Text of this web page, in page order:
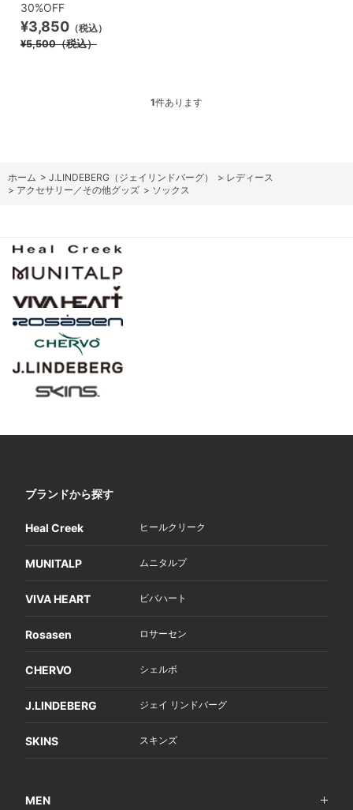
30%OFF
¥3,850 （税込）
¥5,500（税込）
1件あります
ホーム > J.LINDEBERG（ジェイリンドバーグ） > レディース
> アクセサリー／その他グッズ > ソックス
ブランドから探す
Heal Creek ヒールクリーク
MUNITALP ムニタルプ
VIVA HEART ビバハート
Rosasen ロサーセン
CHERVO シェルボ
J.LINDEBERG ジェイ リンドバーグ
SKINS スキンズ
MEN